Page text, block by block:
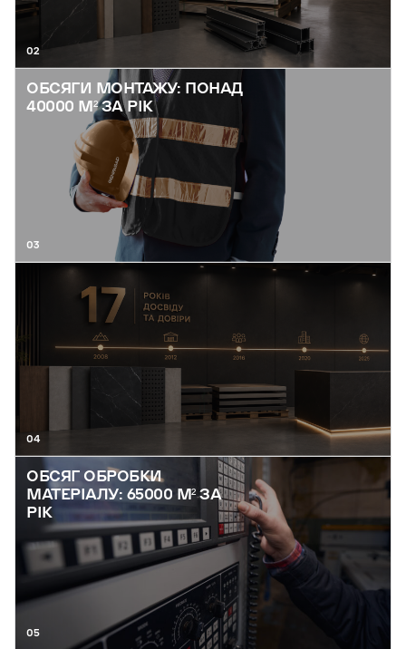
02
ОБСЯГИ МОНТАЖУ: ПОНАД
40000 М² ЗА РІК
03
04
ОБСЯГ ОБРОБКИ
МАТЕРІАЛУ: 65000 М² ЗА
РІК
05